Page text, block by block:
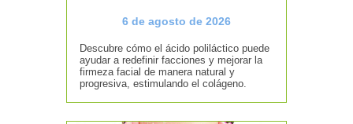
6 de agosto de 2026
Descubre cómo el ácido poliláctico puede
ayudar a redefinir facciones y mejorar la
firmeza facial de manera natural y
progresiva, estimulando el colágeno.